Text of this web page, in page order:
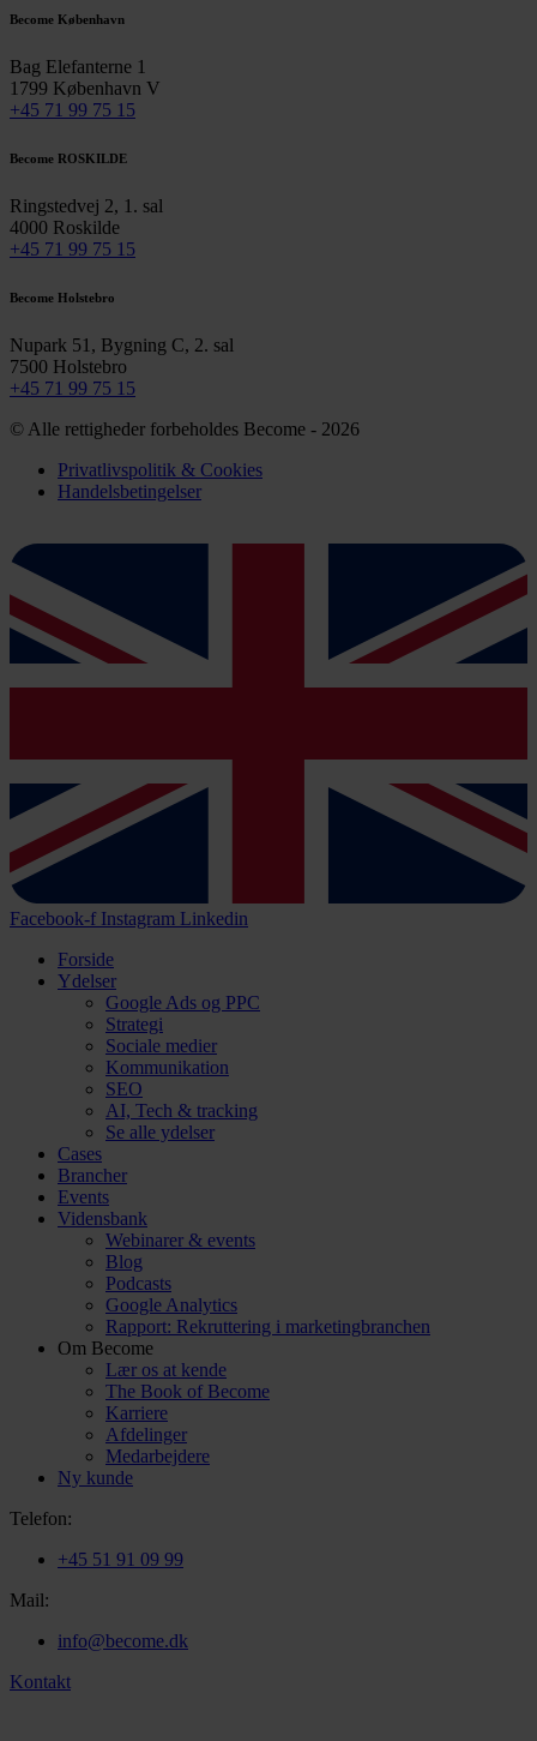
Become København
Bag Elefanterne 1
1799 København V
+45 71 99 75 15
Become ROSKILDE
Ringstedvej 2, 1. sal
4000 Roskilde
+45 71 99 75 15
Become Holstebro
Nupark 51, Bygning C, 2. sal
7500 Holstebro
+45 71 99 75 15
© Alle rettigheder forbeholdes Become - 2026
Privatlivspolitik & Cookies
Handelsbetingelser
Facebook-f Instagram Linkedin
Forside
Ydelser
Google Ads og PPC
Strategi
Sociale medier
Kommunikation
SEO
AI, Tech & tracking
Se alle ydelser
Cases
Brancher
Events
Vidensbank
Webinarer & events
Blog
Podcasts
Google Analytics
Rapport: Rekruttering i marketingbranchen
Om Become
Lær os at kende
The Book of Become
Karriere
Afdelinger
Medarbejdere
Ny kunde
Telefon:
+45 51 91 09 99
Mail:
info@become.dk
Kontakt